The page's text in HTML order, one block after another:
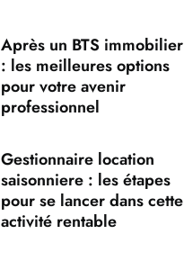
Après un BTS immobilier
: les meilleures options
pour votre avenir
professionnel
Gestionnaire location
saisonniere : les étapes
pour se lancer dans cette
activité rentable